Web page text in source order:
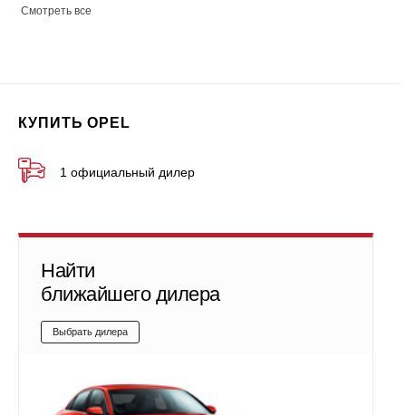
Смотреть все
КУПИТЬ OPEL
1 официальный дилер
Найти
ближайшего дилера
Выбрать дилера